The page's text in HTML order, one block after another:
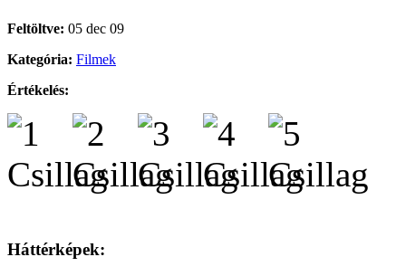
Feltöltve: 05 dec 09
Kategória: Filmek
Értékelés:
Háttérképek: